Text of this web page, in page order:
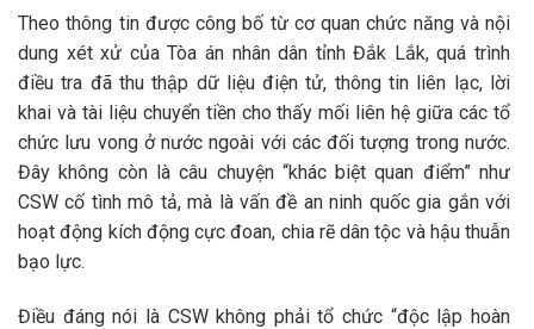
Theo thông tin được công bố từ cơ quan chức năng và nội
dung xét xử của Tòa án nhân dân tỉnh Đắk Lắk, quá trình
điều tra đã thu thập dữ liệu điện tử, thông tin liên lạc, lời
khai và tài liệu chuyển tiền cho thấy mối liên hệ giữa các tổ
chức lưu vong ở nước ngoài với các đối tượng trong nước.
Đây không còn là câu chuyện “khác biệt quan điểm” như
CSW cố tình mô tả, mà là vấn đề an ninh quốc gia gắn với
hoạt động kích động cực đoan, chia rẽ dân tộc và hậu thuẫn
bạo lực.
Điều đáng nói là CSW không phải tổ chức “độc lập hoàn